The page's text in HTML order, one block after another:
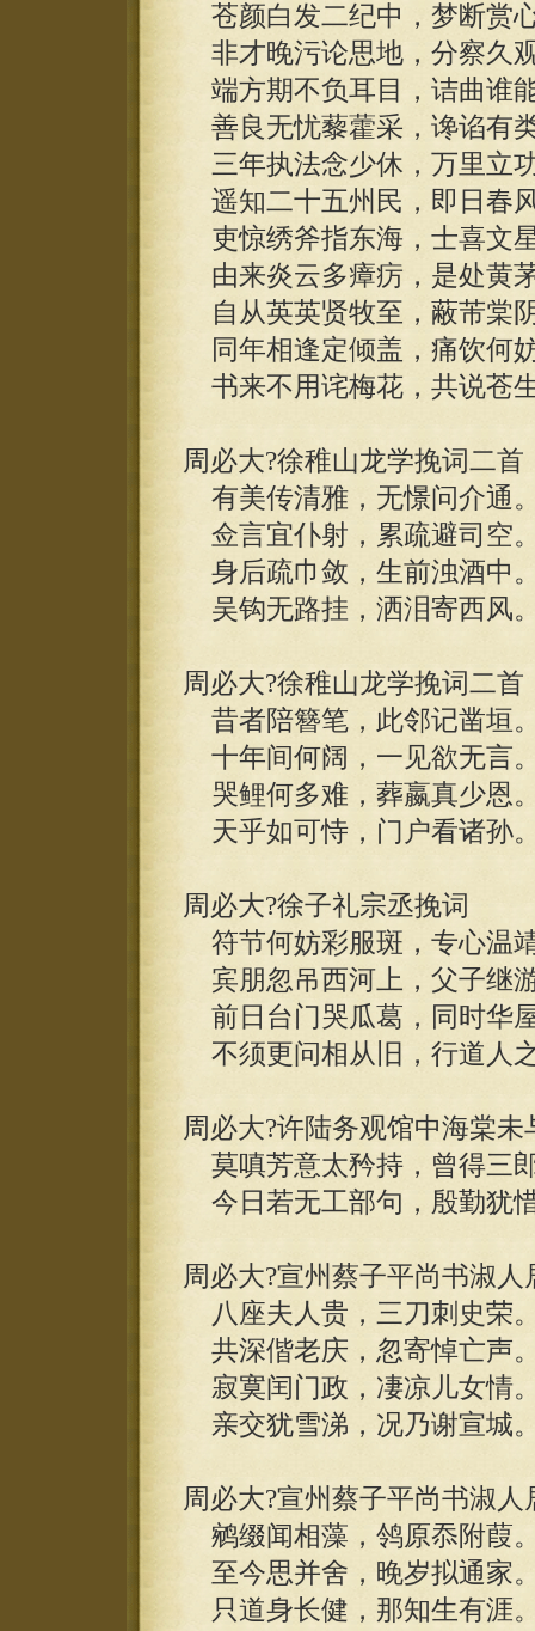
苍颜白发二纪中，梦断赏
非才晚污论思地，分察久
端方期不负耳目，诘曲谁
善良无忧藜藿采，谗谄有
三年执法念少休，万里立
遥知二十五州民，即日春
吏惊绣斧指东海，士喜文
由来炎云多瘴疠，是处黄
自从英英贤牧至，蔽芾棠
同年相逢定倾盖，痛饮何
书来不用诧梅花，共说苍
周必大?徐稚山龙学挽词二首
有美传清雅，无憬问介通
佥言宜仆射，累疏避司空
身后疏巾敛，生前浊酒中
吴钩无路挂，洒泪寄西风
周必大?徐稚山龙学挽词二首
昔者陪簪笔，此邻记凿垣
十年间何阔，一见欲无言
哭鲤何多难，葬嬴真少恩
天乎如可恃，门户看诸孙
周必大?徐子礼宗丞挽词
符节何妨彩服斑，专心温
宾朋忽吊西河上，父子继
前日台门哭瓜葛，同时华
不须更问相从旧，行道人
周必大?许陆务观馆中海棠未
莫嗔芳意太矜持，曾得三
今日若无工部句，殷勤犹
周必大?宣州蔡子平尚书淑人
八座夫人贵，三刀刺史荣
共深偕老庆，忽寄悼亡声
寂寞闰门政，凄凉儿女情
亲交犹雪涕，况乃谢宣城
周必大?宣州蔡子平尚书淑人
鹓缀闻相藻，鸰原忝附葭
至今思并舍，晚岁拟通家
只道身长健，那知生有涯